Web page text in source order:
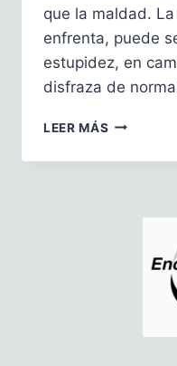
que la maldad.
enfrenta, puede
estupidez, en
disfraza de
LEER MÁS EL
DE